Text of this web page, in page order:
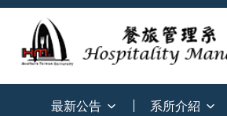
最新公告 系所介紹